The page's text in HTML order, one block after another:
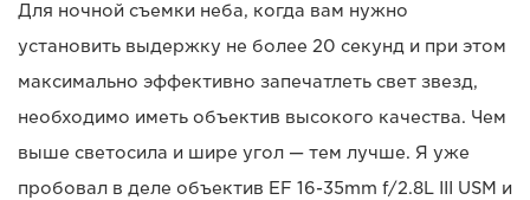
Для ночной съемки неба, когда вам нужно
установить выдержку не более 20 секунд и при этом
максимально эффективно запечатлеть свет звезд,
необходимо иметь объектив высокого качества. Чем
выше светосила и шире угол — тем лучше. Я уже
пробовал в деле объектив EF 16-35mm f/2.8L III USM и